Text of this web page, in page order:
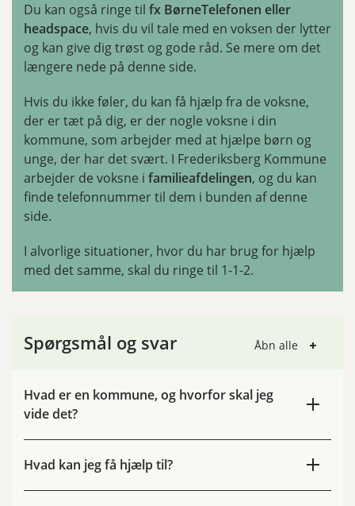
Du kan også ringe til fx BørneTelefonen eller
headspace, hvis du vil tale med en voksen der lytter
og kan give dig trøst og gode råd. Se mere om det
længere nede på denne side.
Hvis du ikke føler, du kan få hjælp fra de voksne,
der er tæt på dig, er der nogle voksne i din
kommune, som arbejder med at hjælpe børn og
unge, der har det svært. I Frederiksberg Kommune
arbejder de voksne i familieafdelingen, og du kan
finde telefonnummer til dem i bunden af denne
side.
I alvorlige situationer, hvor du har brug for hjælp
med det samme, skal du ringe til 1-1-2.
Spørgsmål og svar Åbn alle
Hvad er en kommune, og hvorfor skal jeg
vide det?
Hvad kan jeg få hjælp til?